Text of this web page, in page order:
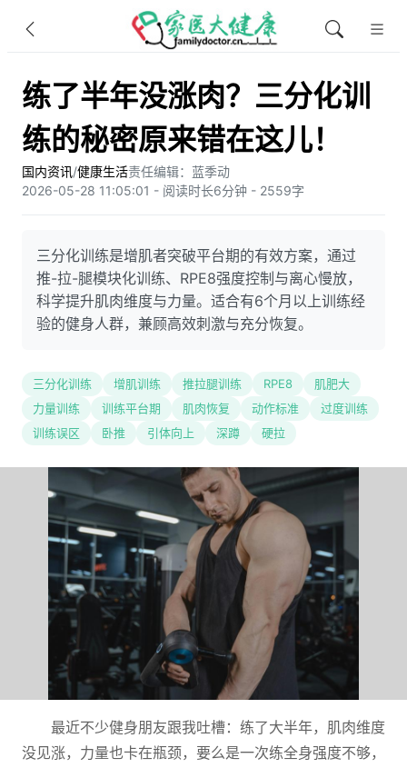
练了半年没涨肉？三分化训
练的秘密原来错在这儿！
国内资讯/健康生活责任编辑：蓝季动
2026-05-28 11:05:01 - 阅读时长6分钟 - 2559字
三分化训练是增肌者突破平台期的有效方案，通过
推-拉-腿模块化训练、RPE8强度控制与离心慢放，
科学提升肌肉维度与力量。适合有6个月以上训练经
验的健身人群，兼顾高效刺激与充分恢复。
三分化训练 增肌训练 推拉腿训练 RPE8
肌肥大
力量训练
训练平台期 肌肉恢复 动作标准
过度训练
训练误区
卧推 引体向上 深蹲 硬拉
最近不少健身朋友跟我吐槽：练了大半年，肌肉维度
没见涨，力量也卡在瓶颈，要么是一次练全身强度不够，